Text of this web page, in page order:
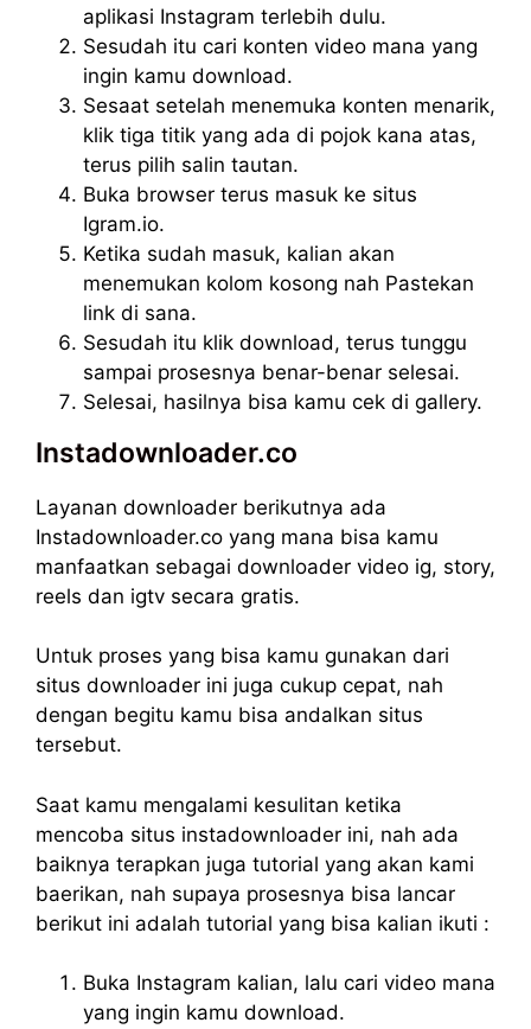
aplikasi Instagram terlebih dulu.
Sesudah itu cari konten video mana yang
ingin kamu download.
Sesaat setelah menemuka konten menarik,
klik tiga titik yang ada di pojok kana atas,
terus pilih salin tautan.
Buka browser terus masuk ke situs
Igram.io.
Ketika sudah masuk, kalian akan
menemukan kolom kosong nah Pastekan
link di sana.
Sesudah itu klik download, terus tunggu
sampai prosesnya benar-benar selesai.
Selesai, hasilnya bisa kamu cek di gallery.
Instadownloader.co
Layanan downloader berikutnya ada
Instadownloader.co yang mana bisa kamu
manfaatkan sebagai downloader video ig, story,
reels dan igtv secara gratis.
Untuk proses yang bisa kamu gunakan dari
situs downloader ini juga cukup cepat, nah
dengan begitu kamu bisa andalkan situs
tersebut.
Saat kamu mengalami kesulitan ketika
mencoba situs instadownloader ini, nah ada
baiknya terapkan juga tutorial yang akan kami
baerikan, nah supaya prosesnya bisa lancar
berikut ini adalah tutorial yang bisa kalian ikuti :
Buka Instagram kalian, lalu cari video mana
yang ingin kamu download.